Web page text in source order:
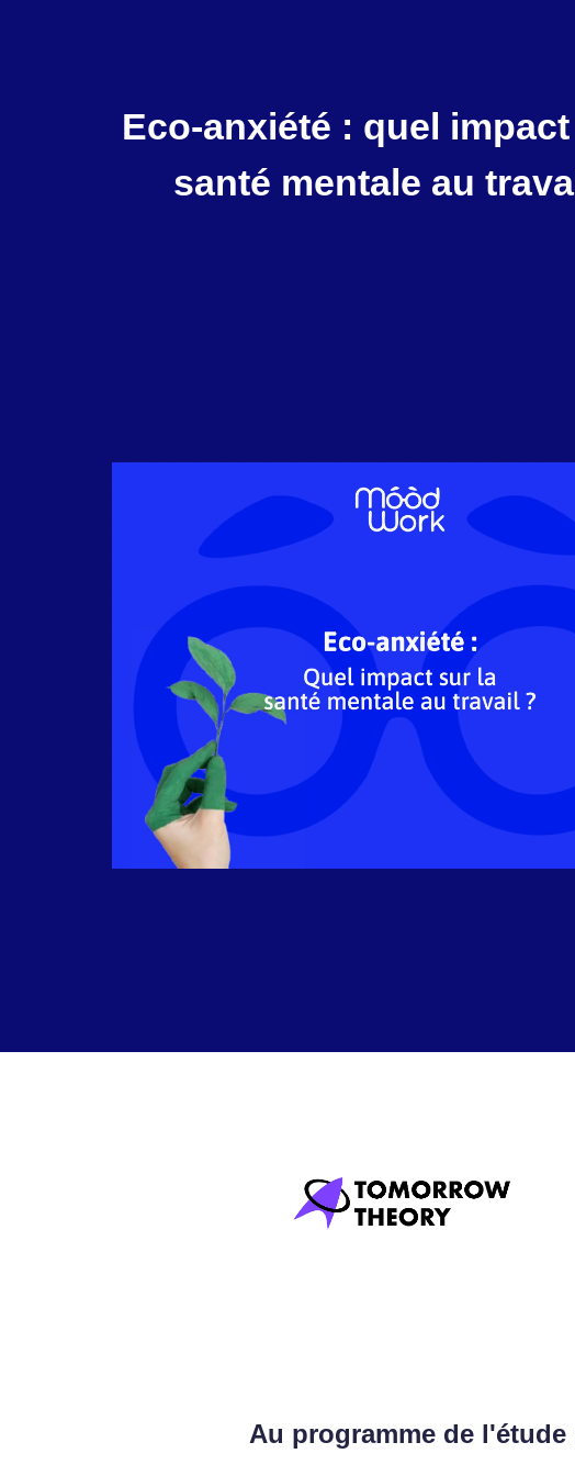
Eco-anxiété : quel
santé mentale au
Au programme de l'étude